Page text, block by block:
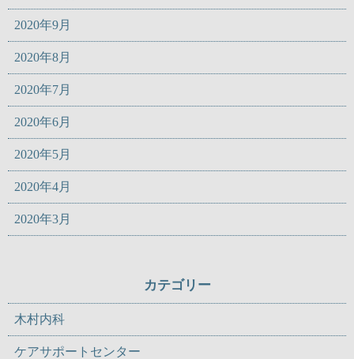
2020年9月
2020年8月
2020年7月
2020年6月
2020年5月
2020年4月
2020年3月
カテゴリー
木村内科
ケアサポートセンター